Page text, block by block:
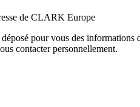
de CLARK Europe
pour vous des
contacter personnellement.